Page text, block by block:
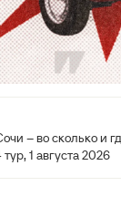
– во сколько и
1 августа 2026